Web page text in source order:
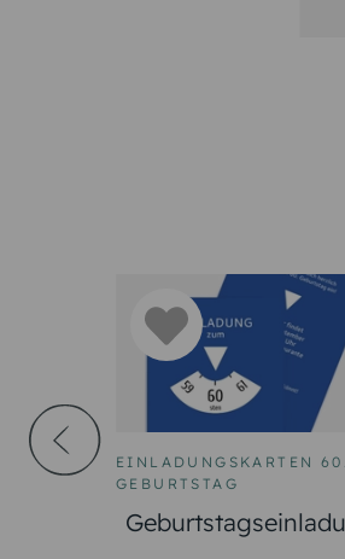
EINLADUNGSKARTEN 60.
GEBURTSTAG